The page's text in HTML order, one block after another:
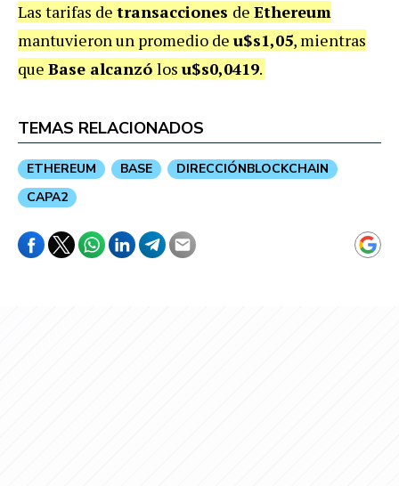
Las tarifas de transacciones de Ethereum
mantuvieron un promedio de u$s1,05, mientras
que Base alcanzó los u$s0,0419.
TEMAS RELACIONADOS
ETHEREUM BASE
DIRECCIÓNBLOCKCHAIN
CAPA2